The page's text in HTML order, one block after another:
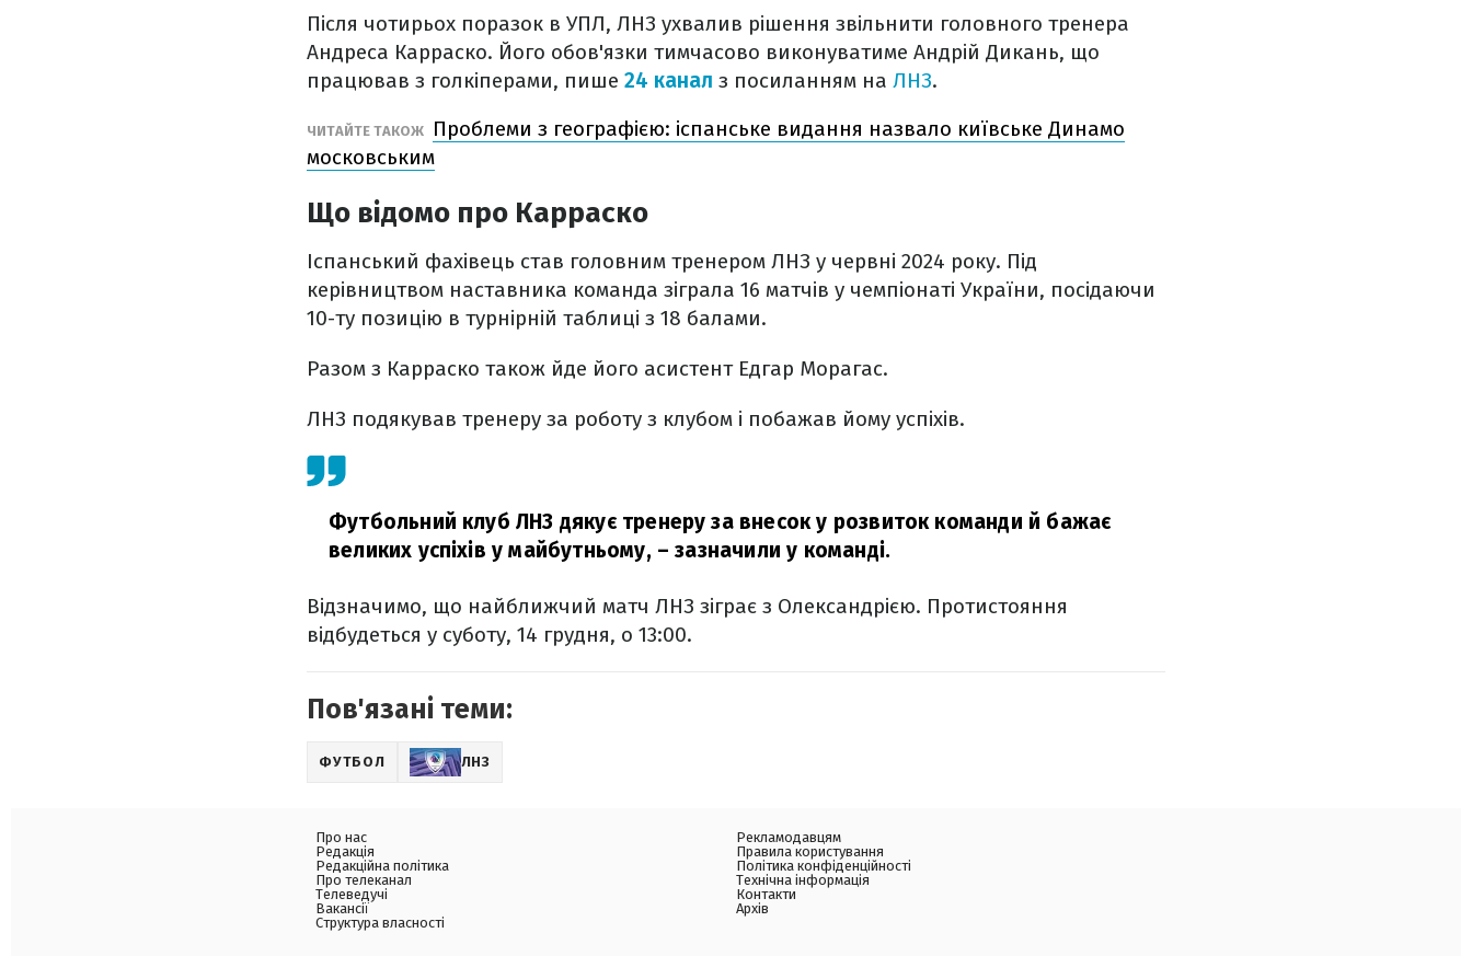
Після чотирьох поразок в УПЛ, ЛНЗ ухвалив рішення звільнити головного тренера
Андреса Карраско. Його обов'язки тимчасово виконуватиме Андрій Дикань, що
працював з голкіперами, пише 24 канал з посиланням на ЛНЗ.
ЧИТАЙТЕ ТАКОЖ
Проблеми з географією: іспанське видання назвало київське Динамо
московським
Що відомо про Карраско
Іспанський фахівець став головним тренером ЛНЗ у червні 2024 року. Під
керівництвом наставника команда зіграла 16 матчів у чемпіонаті України, посідаючи
10-ту позицію в турнірній таблиці з 18 балами.
Разом з Карраско також йде його асистент Едгар Морагас.
ЛНЗ подякував тренеру за роботу з клубом і побажав йому успіхів.
Футбольний клуб ЛНЗ дякує тренеру за внесок у розвиток команди й бажає
великих успіхів у майбутньому, – зазначили у команді.
Відзначимо, що найближчий матч ЛНЗ зіграє з Олександрією. Протистояння
відбудеться у суботу, 14 грудня, о 13:00.
Пов'язані теми:
ФУТБОЛ ЛНЗ
Про нас
Редакція
Редакційна політика
Про телеканал
Телеведучі
Вакансії
Структура власності
Рекламодавцям
Правила користування
Політика конфіденційності
Технічна інформація
Контакти
Архів